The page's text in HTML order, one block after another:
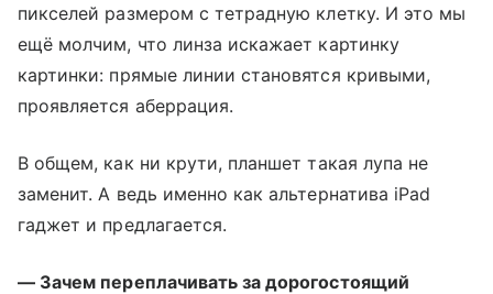
пикселей размером с тетрадную клетку. И это мы
ещё молчим, что линза искажает картинку
картинки: прямые линии становятся кривыми,
проявляется аберрация.
В общем, как ни крути, планшет такая лупа не
заменит. А ведь именно как альтернатива iPad
гаджет и предлагается.
— Зачем переплачивать за дорогостоящий